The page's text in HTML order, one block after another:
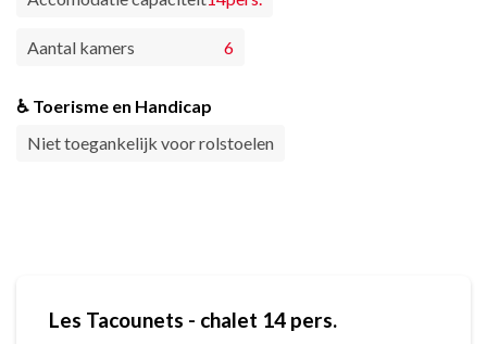
Aantal kamers 6
♿ Toerisme en Handicap
Niet toegankelijk voor rolstoelen
Les Tacounets - chalet 14 pers.